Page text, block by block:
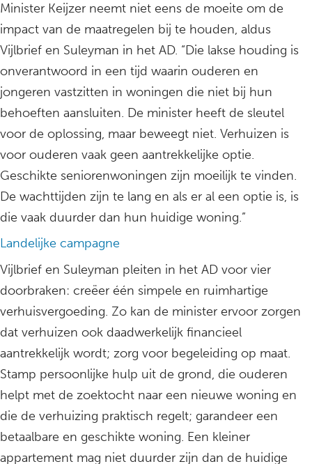
Minister Keijzer neemt niet eens de moeite om de
impact van de maatregelen bij te houden, aldus
Vijlbrief en Suleyman in het AD. “Die lakse houding is
onverantwoord in een tijd waarin ouderen en
jongeren vastzitten in woningen die niet bij hun
behoeften aansluiten. De minister heeft de sleutel
voor de oplossing, maar beweegt niet. Verhuizen is
voor ouderen vaak geen aantrekkelijke optie.
Geschikte seniorenwoningen zijn moeilijk te vinden.
De wachttijden zijn te lang en als er al een optie is, is
die vaak duurder dan hun huidige woning.”
Landelijke campagne
Vijlbrief en Suleyman pleiten in het AD voor vier
doorbraken: creëer één simpele en ruimhartige
verhuisvergoeding. Zo kan de minister ervoor zorgen
dat verhuizen ook daadwerkelijk financieel
aantrekkelijk wordt; zorg voor begeleiding op maat.
Stamp persoonlijke hulp uit de grond, die ouderen
helpt met de zoektocht naar een nieuwe woning en
die de verhuizing praktisch regelt; garandeer een
betaalbare en geschikte woning. Een kleiner
appartement mag niet duurder zijn dan de huidige